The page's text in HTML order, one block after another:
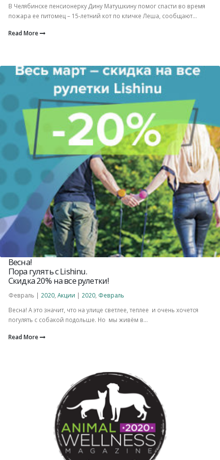
В Челябинске пенсионерку Дину Матушкину помог спасти во время
пожара ее питомец – 15-летний кот по кличке Леша, сообщают...
Read More
Весна!
Пора гулять с Lishinu.
Скидка 20% на все рулетки!
Февраль | 2020, Акции | 2020, Февраль
Весна! А это значит, что на улице светлее, теплее и очень хочется
погулять с собакой подольше. Но мы живём в...
Read More